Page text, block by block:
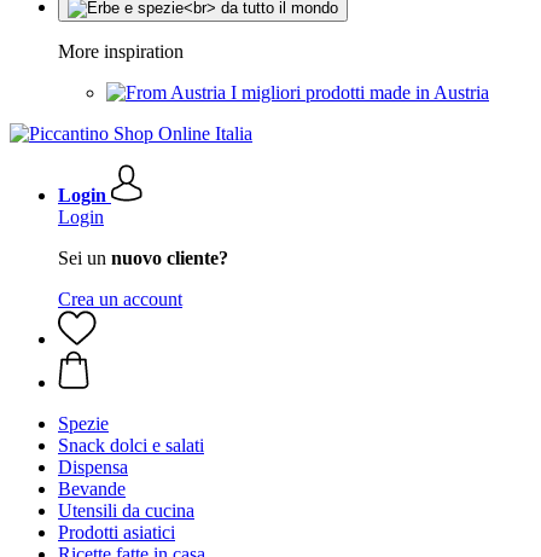
More inspiration
I migliori prodotti made in Austria
Login
Login
Sei un nuovo cliente?
Crea un account
Spezie
Snack dolci e salati
Dispensa
Bevande
Utensili da cucina
Prodotti asiatici